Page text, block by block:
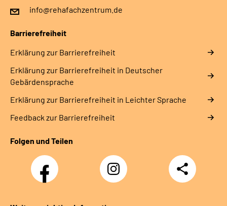
info@rehafachzentrum.de
Barrierefreiheit
Erklärung zur Barrierefreiheit
Erklärung zur Barrierefreiheit in Deutscher
Gebärdensprache
Erklärung zur Barrierefreiheit in Leichter Sprache
Feedback zur Barrierefreiheit
Folgen und Teilen
Facebook Instagram
Teilen